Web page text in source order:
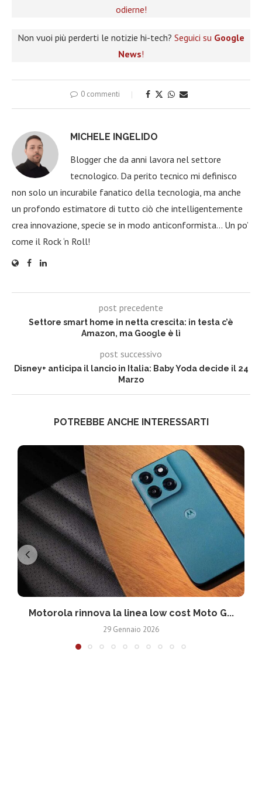
odierne!
Non vuoi più perderti le notizie hi-tech? Seguici su Google
News!
0 commenti
MICHELE INGELIDO
Blogger che da anni lavora nel settore
tecnologico. Da perito tecnico mi definisco
non solo un incurabile fanatico della tecnologia, ma anche
un profondo estimatore di tutto ciò che intelligentemente
crea innovazione, specie se in modo anticonformista… Un po’
come il Rock ‘n Roll!
post precedente
Settore smart home in netta crescita: in testa c’è
Amazon, ma Google è lì
post successivo
Disney+ anticipa il lancio in Italia: Baby Yoda decide il 24
Marzo
POTREBBE ANCHE INTERESSARTI
Motorola rinnova la linea low cost Moto G...
29 Gennaio 2026